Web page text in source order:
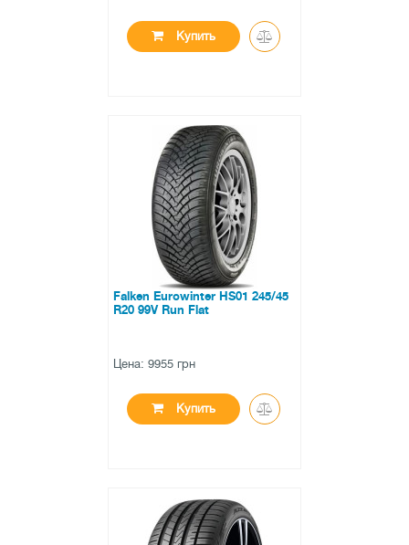
Купить
в наличии
0 отзывов
Falken Eurowinter HS01 245/45
R20 99V Run Flat
Цена: 9955 грн
Купить
в наличии